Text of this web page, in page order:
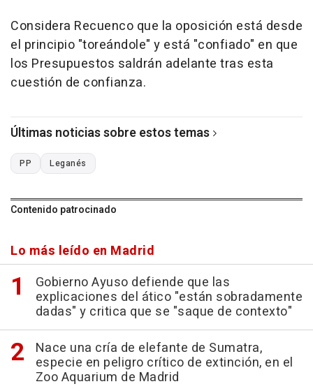
Considera Recuenco que la oposición está desde
el principio "toreándole" y está "confiado" en que
los Presupuestos saldrán adelante tras esta
cuestión de confianza.
Últimas noticias sobre estos temas
PP Leganés
Contenido patrocinado
Lo más leído en Madrid
Gobierno Ayuso defiende que las
explicaciones del ático "están sobradamente
dadas" y critica que se "saque de contexto"
Nace una cría de elefante de Sumatra,
especie en peligro crítico de extinción, en el
Zoo Aquarium de Madrid